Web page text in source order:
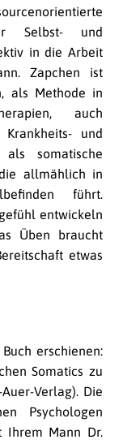
Selbst- und
in die Arbeit
Zapchen ist
als Methode in
auch
und
als somatische
allmählich in
führt.
entwickeln
Üben braucht
etwas
erschienen:
Somatics zu
Verlag). Die
Psychologen
Ihrem Mann Dr.